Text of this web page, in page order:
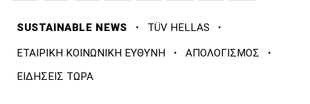
SUSTAINABLE NEWS · TÜV HELLAS ·
ΕΤΑΙΡΙΚΗ ΚΟΙΝΩΝΙΚΗ ΕΥΘΥΝΗ · ΑΠΟΛΟΓΙΣΜΟΣ ·
ΕΙΔΗΣΕΙΣ ΤΩΡΑ